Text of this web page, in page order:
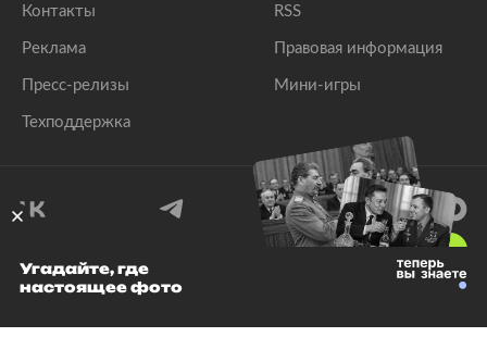
Контакты
Реклама
Пресс-релизы
Техподдержка
RSS
Правовая информация
Мини-игры
© 1999–2026 Все права защищены.
Угадайте, где
настоящее фото